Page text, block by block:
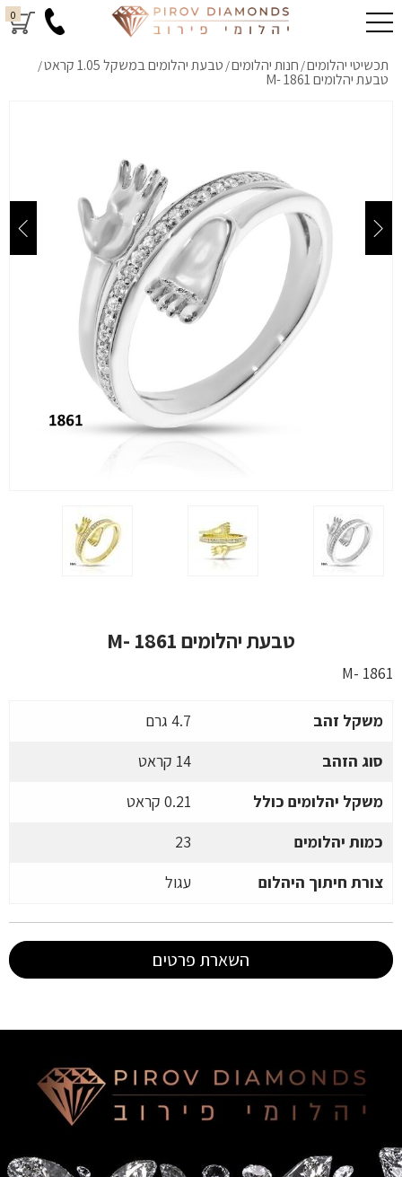
0
תכשיטי יהלומים/ חנות יהלומים/ טבעת יהלומים במשקל 1.05 קראט /
טבעת יהלומים M- 1861
טבעת יהלומים M- 1861
M- 1861
משקל זהב
4.7 גרם
סוג הזהב
14 קראט
משקל יהלומים כולל
0.21 קראט
כמות יהלומים
23
צורת חיתוך היהלום
עגול
השארת פרטים